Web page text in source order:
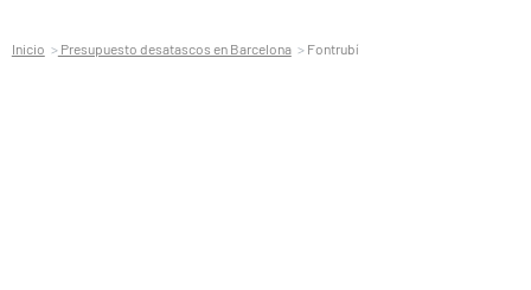
Inicio Presupuesto desatascos en Barcelona Fontrubí